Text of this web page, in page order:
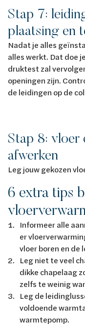
Stap 7:
plaatsing en
Nadat je alles
alles werkt. Dat doe
druktest zal
openingen zijn.
de leidingen op de
Stap 8: vloer
afwerken
Leg jouw gekozen
6 extra tips
Informeer alle
er
vloer boren en de
Leg niet te veel
dikke chapelaag
zelfs te weinig
Leg de
voldoende
warmtepomp.